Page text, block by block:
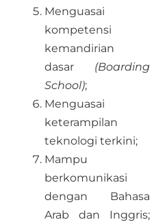
Menguasai
kompetensi
kemandirian
dasar (Boarding
School);
Menguasai
keterampilan
teknologi terkini;
Mampu
berkomunikasi
dengan Bahasa
Arab dan Inggris;